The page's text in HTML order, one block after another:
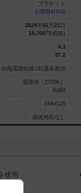
ブラケット
LSEB4104Z
2024年02月 21 日
18,700円(税抜)
4.3
97.2
白熱電球60形1灯器具相当
電球色（2700K）
Ra80
164×126
調光対応なし
使用